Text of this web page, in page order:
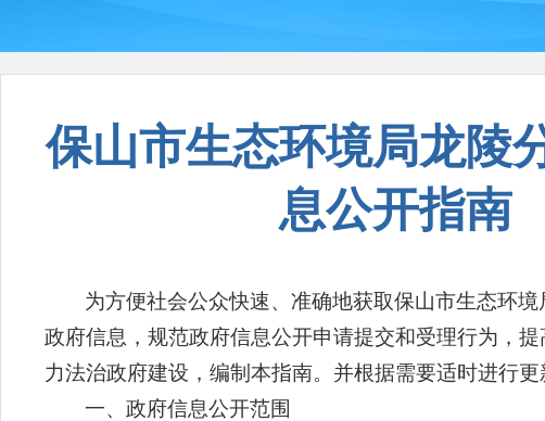
保山市生态环境局龙陵
息公开指南
为方便社会公众快速、准确地获取保山市生态环
政府信息，规范政府信息公开申请提交和受理行为，
力法治政府建设，编制本指南。并根据需要适时进行更
一、政府信息公开范围